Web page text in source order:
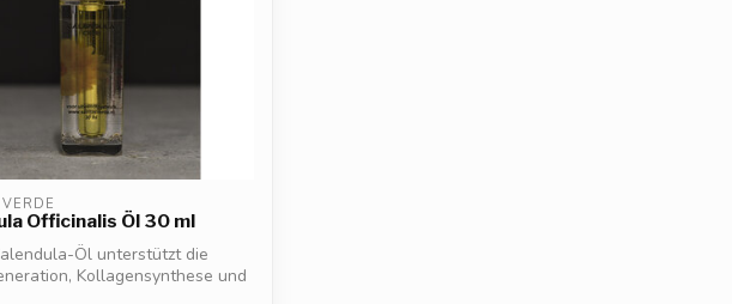
Officinalis Öl 30 ml
Öl unterstützt die
Kollagensynthese und